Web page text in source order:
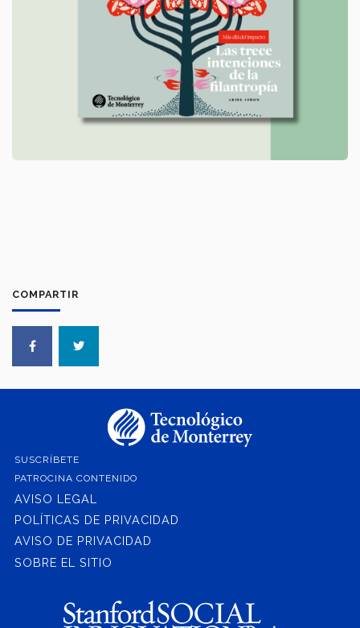
COMPARTIR
SUSCRÍBETE
PATROCINA CONTENIDO
AVISO LEGAL
POLÍTICAS DE PRIVACIDAD
AVISO DE PRIVACIDAD
SOBRE EL SITIO